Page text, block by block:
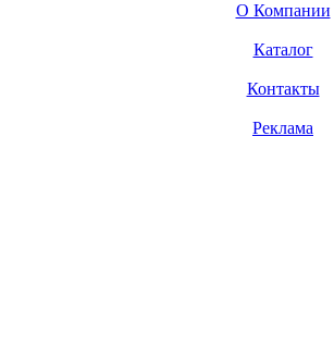
О Компании
Каталог
Контакты
Реклама